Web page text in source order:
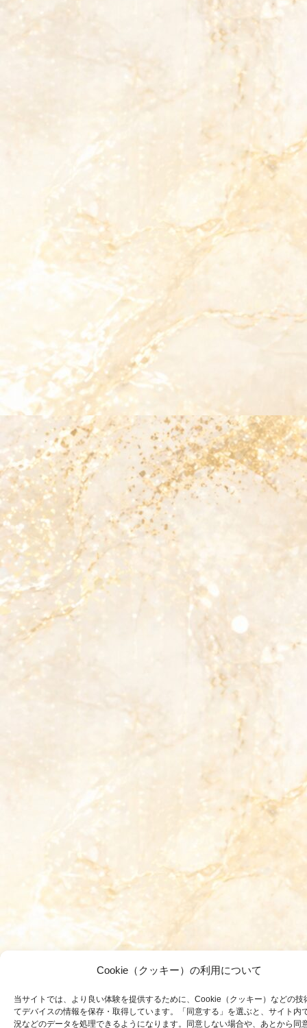
Cookie（クッキー）の利用について
当サイトでは、より良い体験を提供するために、Cookie（クッキー）などの技
てデバイスの情報を保存・取得しています。「同意する」を選ぶと、サイト内
況などのデータを処理できるようになります。同意しない場合や、あとから同